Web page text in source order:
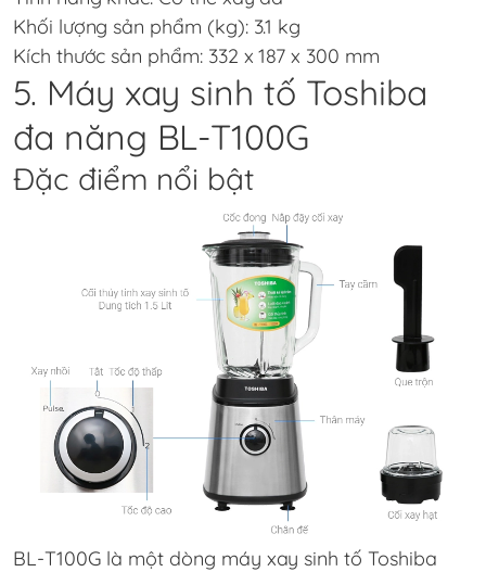
Khối lượng sản phẩm (kg): 3.1 kg
Kích thước sản phẩm: 332 x 187 x 300 mm
5. Máy xay sinh tố Toshiba
đa năng BL-T100G
Đặc điểm nổi bật
BL-T100G là một dòng máy xay sinh tố Toshiba